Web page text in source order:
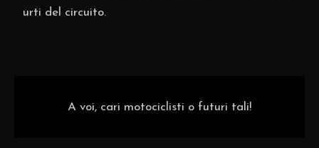
urti del circuito.
A voi, cari motociclisti o futuri tali!